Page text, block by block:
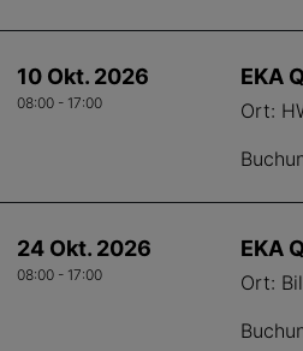
10 Okt. 2026
08:00 - 17:00
EKA
Ort:
24 Okt. 2026
08:00 - 17:00
EKA
Ort: